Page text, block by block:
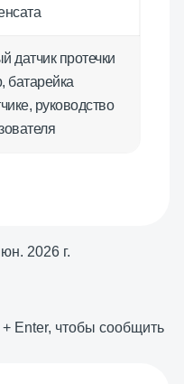
датчик протечки
батарейка
руководство
2026 г.
+ Enter, чтобы сообщить